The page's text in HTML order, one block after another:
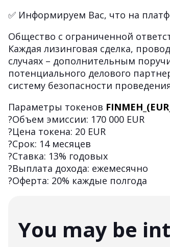
✅ Информируем Вас, что на
Общество с ограниченной
Каждая лизинговая сделка,
случаях – дополнительным
потенциального делового
систему безопасности
Параметры токенов
?Объем эмиссии: 170 000 EUR
?Цена токена: 20 EUR
?Срок: 14 месяцев
?Ставка: 13% годовых
?Выплата дохода: ежемесячно
?Оферта: 20% каждые полгода
You may be